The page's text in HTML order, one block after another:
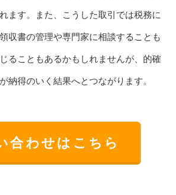
ます。また、こうした取引では税務に
収書の管理や専門家に相談することも
ることもあるかもしれませんが、的確
納得のいく結果へとつながります。
合わせはこちら